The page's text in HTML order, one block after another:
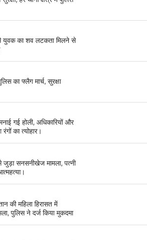
युवक का शव लटकता मिलने से
का फ्लैग मार्च, सुरक्षा
गई होली, अधिकारियों और
का त्योहार।
जुड़ा सनसनीखेज मामला, पत्नी
की महिला हिरासत में
पुलिस ने दर्ज किया मुकदमा